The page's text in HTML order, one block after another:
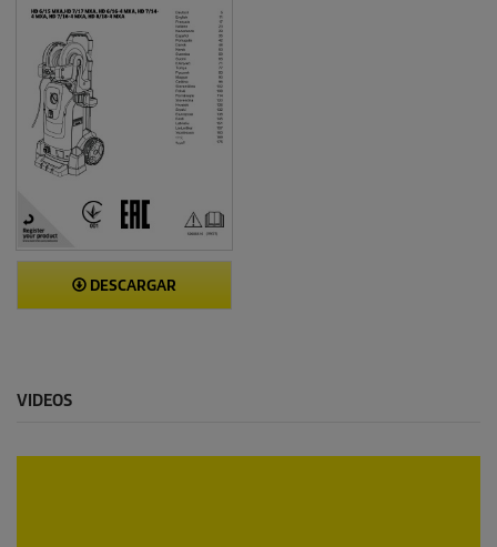
DESCARGAR
VIDEOS